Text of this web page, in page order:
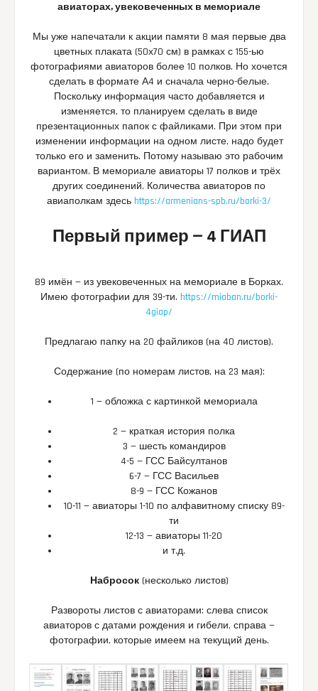
авиаторах, увековеченных в мемориале
Мы уже напечатали к акции памяти 8 мая первые два
цветных плаката (50х70 см) в рамках с 155-ью
фотографиями авиаторов более 10 полков. Но хочется
сделать в формате А4 и сначала черно-белые.
Поскольку информация часто добавляется и
изменяется, то планируем сделать в виде
презентационных папок с файликами. При этом при
изменении информации на одном листе, надо будет
только его и заменить. Потому называю это рабочим
вариантом. В мемориале авиаторы 17 полков и трёх
других соединений. Количества авиаторов по
авиаполкам здесь https://armenians-spb.ru/borki-3/
Первый пример — 4 ГИАП
89 имён — из увековеченных на мемориале в Борках.
Имею фотографии для 39-ти. https://miaban.ru/borki-
4giap/
Предлагаю папку на 20 файликов (на 40 листов).
Содержание (по номерам листов, на 23 мая):
1 — обложка с картинкой мемориала
2 — краткая история полка
3 — шесть командиров
4-5 — ГСС Байсултанов
6-7 — ГСС Васильев
8-9 — ГСС Кожанов
10-11 — авиаторы 1-10 по алфавитному списку 89-
ти
12-13 — авиаторы 11-20
и т.д.
Набросок(несколько листов)
Развороты листов с авиаторами: слева список
авиаторов с датами рождения и гибели, справа —
фотографии, которые имеем на текущий день.